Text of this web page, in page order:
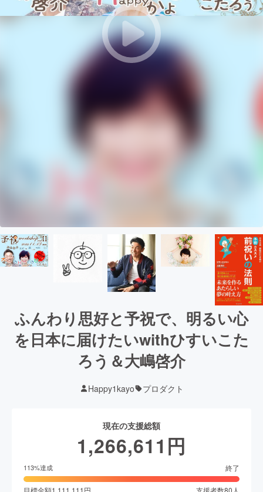
ふんわり思好と予祝で、明るい心
を日本に届けたいwithひすいこた
ろう＆大嶋啓介
Happy1kayo プロダクト
現在の支援総額
1,266,611 円
113%達成 終了
目標金額1,111,111円 支援者数80 人